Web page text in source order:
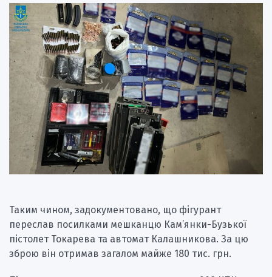
Таким чином, задокументовано, що фігурант
переслав посилками мешканцю Кам’янки-Бузької
пістолет Токарева та автомат Калашникова. За цю
зброю він отримав загалом майже 180 тис. грн.